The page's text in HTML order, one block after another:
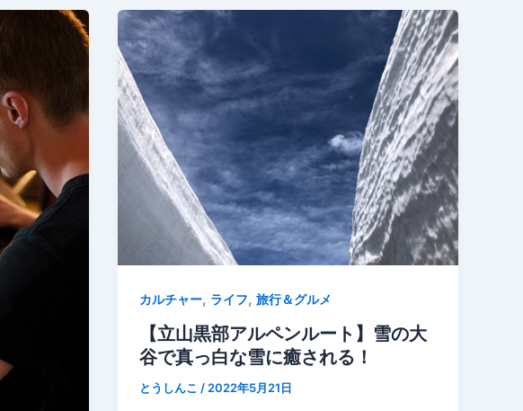
カルチャー, ライフ,旅行＆グルメ
【立山黒部アルペンルート】雪の大
谷で真っ白な雪に癒される！
とうしんこ / 2022年5月21日